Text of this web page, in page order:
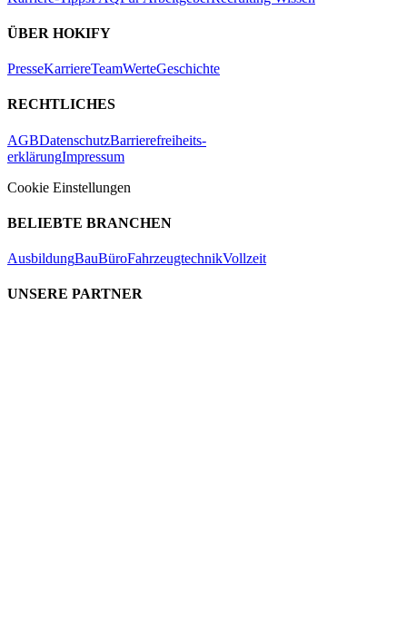
ÜBER HOKIFY
PresseKarriereTeamWerteGeschichte
RECHTLICHES
AGBDatenschutzBarrierefreiheits-
erklärungImpressum
Cookie Einstellungen
BELIEBTE BRANCHEN
AusbildungBauBüroFahrzeugtechnikVollzeit
UNSERE PARTNER